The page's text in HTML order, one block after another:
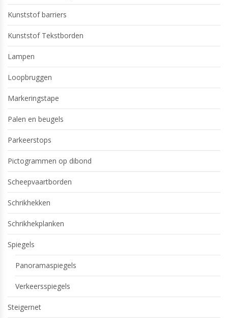
Kunststof barriers
Kunststof Tekstborden
Lampen
Loopbruggen
Markeringstape
Palen en beugels
Parkeerstops
Pictogrammen op dibond
Scheepvaartborden
Schrikhekken
Schrikhekplanken
Spiegels
Panoramaspiegels
Verkeersspiegels
Steigernet